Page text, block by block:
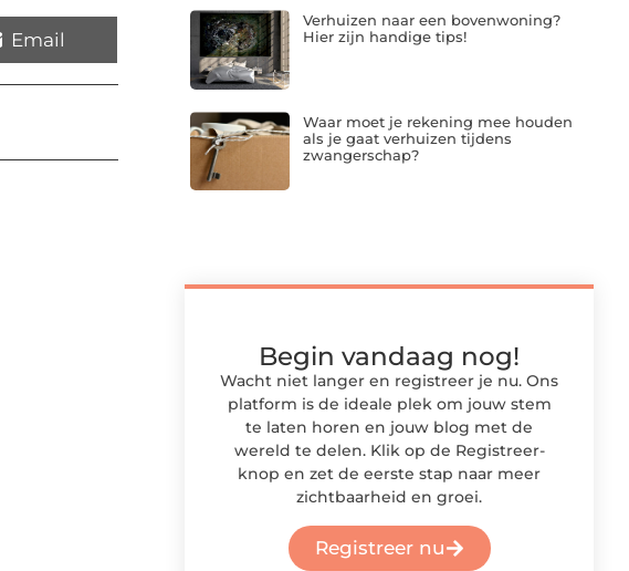
Email
Verhuizen naar een bovenwoning?
Hier zijn handige tips!
Waar moet je rekening mee houden
als je gaat verhuizen tijdens
zwangerschap?
Begin vandaag nog!
Wacht niet langer en registreer je nu. Ons
platform is de ideale plek om jouw stem
te laten horen en jouw blog met de
wereld te delen. Klik op de Registreer-
knop en zet de eerste stap naar meer
zichtbaarheid en groei.
Registreer nu